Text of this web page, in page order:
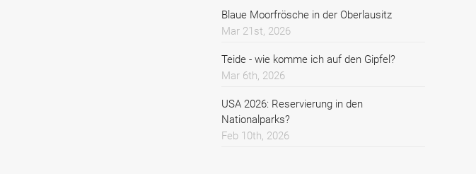
Blaue Moorfrösche in der Oberlausitz
Mar 21st, 2026
Teide - wie komme ich auf den Gipfel?
Mar 6th, 2026
USA 2026: Reservierung in den
Nationalparks?
Feb 10th, 2026